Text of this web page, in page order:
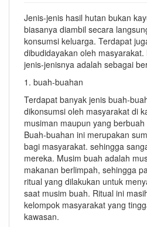
Jenis-jenis hasil hutan bukan
biasanya diambil secara
konsumsi keluarga. Terdapat
dibudidayakan oleh
jenis-jenisnya adalah sebagai
1. buah-buahan
Terdapat banyak jenis buah-
dikonsumsi oleh masyarakat di
musiman maupun yang
Buah-buahan ini merupakan
bagi masyarakat. sehingga
mereka. Musim buah adalah
makanan berlimpah, sehingga
ritual yang dilakukan untuk
saat musim buah. Ritual ini
kelompok masyarakat yang
kawasan.